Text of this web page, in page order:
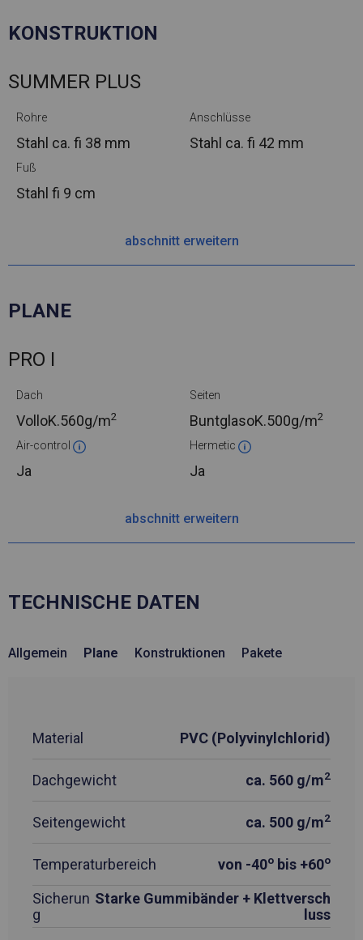
KONSTRUKTION
SUMMER PLUS
Rohre
Stahl ca. fi 38 mm
Anschlüsse
Stahl ca. fi 42 mm
Fuß
Stahl fi 9 cm
abschnitt erweitern
PLANE
PRO I
Dach
VolloK.560g/m2
Seiten
BuntglasoK.500g/m2
Air-control
Ja
Hermetic
Ja
abschnitt erweitern
TECHNISCHE DATEN
Allgemein Plane Konstruktionen Pakete
Material PVC (Polyvinylchlorid)
Dachgewicht ca. 560 g/m2
Seitengewicht ca. 500 g/m2
Temperaturbereich von -40o bis +60o
Sicherun
g
Starke Gummibänder + Klettversch
luss